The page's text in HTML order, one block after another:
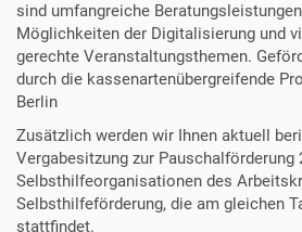
e
-
i
n
k
l
u
s
i
v
sind umfangreiche
Möglichkeiten der Digitalisierung und
gerechte Veranstaltungsthemen.
durch die kassenartenübergreifende
Berlin
Zusätzlich werden wir Ihnen aktuell
Vergabesitzung zur Pauschalförderung
Selbsthilfeorganisationen des
Selbsthilfeförderung, die am gleichen
stattfindet.